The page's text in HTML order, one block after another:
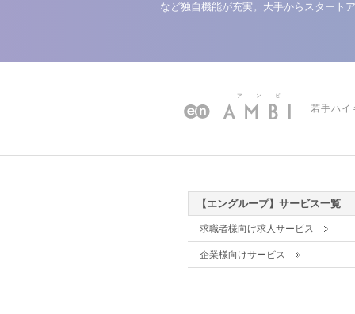
など独自機能が充実。大手からスタート
若手ハ
【エングループ】サービス一覧
求職者様向け求人サービス
企業様向けサービス